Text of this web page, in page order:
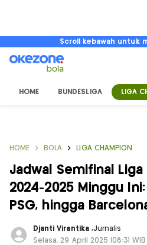
Scroll kebawah untuk
HOME BUNDESLIGA LIGA
HOME BOLA LIGA CHAMPION
Jadwal Semifinal
2024-2025 Minggu
PSG, hingga
Djanti Virantika ,Jurnalis
Selasa, 29 April 2025 |08:31 WIB